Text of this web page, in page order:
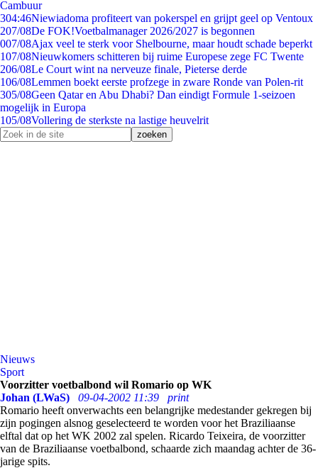
Cambuur
304:46Niewiadoma profiteert van pokerspel en grijpt geel op Ventoux
207/08De FOK!Voetbalmanager 2026/2027 is begonnen
007/08Ajax veel te sterk voor Shelbourne, maar houdt schade beperkt
107/08Nieuwkomers schitteren bij ruime Europese zege FC Twente
206/08Le Court wint na nerveuze finale, Pieterse derde
106/08Lemmen boekt eerste profzege in zware Ronde van Polen-rit
305/08Geen Qatar en Abu Dhabi? Dan eindigt Formule 1-seizoen
mogelijk in Europa
105/08Vollering de sterkste na lastige heuvelrit
Nieuws
Sport
Voorzitter voetbalbond wil Romario op WK
Johan (LWaS)
09-04-2002 11:39
print
Romario heeft onverwachts een belangrijke medestander gekregen bij
zijn pogingen alsnog geselecteerd te worden voor het Braziliaanse
elftal dat op het WK 2002 zal spelen. Ricardo Teixeira, de voorzitter
van de Braziliaanse voetbalbond, schaarde zich maandag achter de 36-
jarige spits.